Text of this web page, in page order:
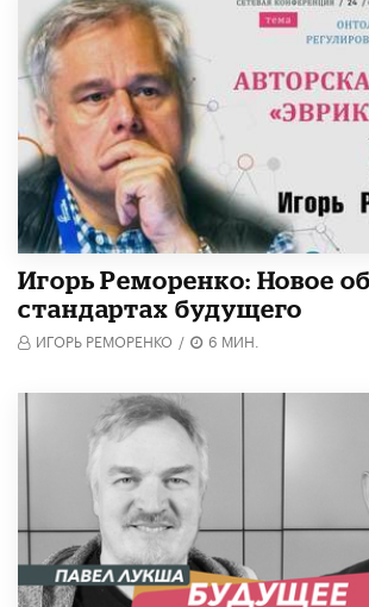
Игорь Реморенко: Новое
стандартах будущего
ИГОРЬ РЕМОРЕНКО / 6 МИН.